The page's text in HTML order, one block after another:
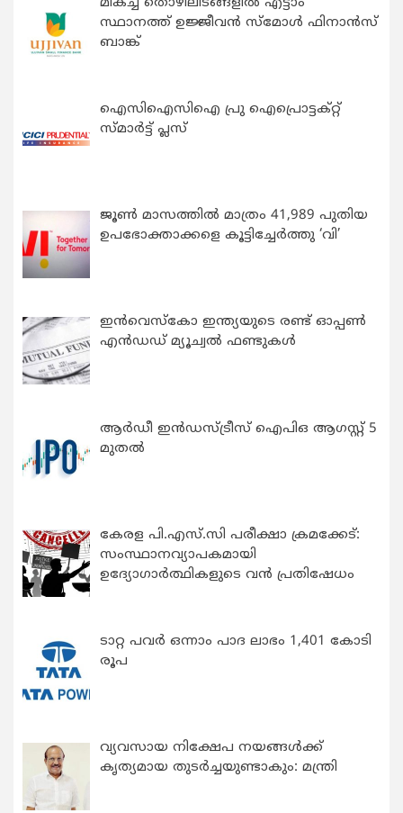
സ്ഥാനത്ത് ഉജ്ജീവൻ സ്മോൾ ഫിനാൻസ്
ബാങ്ക്
ഐസിഐസിഐ പ്രു ഐപ്രൊട്ടക്റ്റ്
സ്മാർട്ട് പ്ലസ്
ജൂൺ മാസത്തിൽ മാത്രം 41,989 പുതിയ
ഉപഭോക്താക്കളെ കൂട്ടിച്ചേർത്തു ‘വി’
ഇന്‍വെസ്കോ ഇന്ത്യയുടെ രണ്ട് ഓപ്പണ്‍
എന്‍ഡഡ് മ്യൂച്വല്‍ ഫണ്ടുകള്‍
ആർഡീ ഇൻഡസ്ട്രീസ് ഐപിഒ ആഗസ്റ്റ് 5
മുതൽ
കേരള പി.എസ്.സി പരീക്ഷാ ക്രമക്കേട്:
സംസ്ഥാനവ്യാപകമായി
ഉദ്യോഗാര്‍ത്ഥികളുടെ വന്‍ പ്രതിഷേധം
ടാറ്റ പവർ ഒന്നാം പാദ ലാഭം 1,401 കോടി
രൂപ
വ്യവസായ നിക്ഷേപ നയങ്ങള്‍ക്ക്
കൃത്യമായ തുടര്‍ച്ചയുണ്ടാകും: മന്ത്രി